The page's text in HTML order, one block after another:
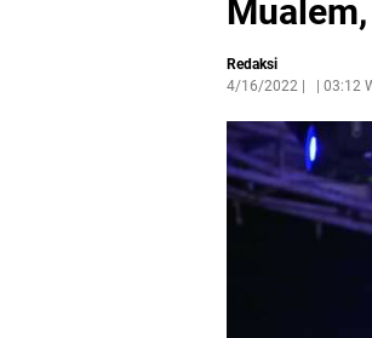
Redaksi
4/16/2022
03:12